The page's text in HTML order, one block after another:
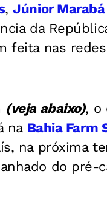
,Júnior Marabá
da
feita nas
(veja abaixo), o
na Bahia Farm
na próxima
do pré-